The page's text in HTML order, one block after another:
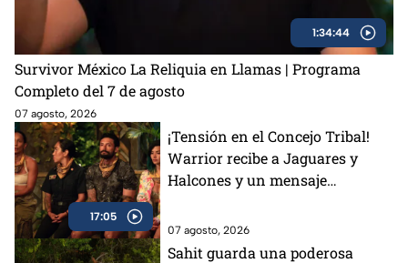
1:34:44
Survivor México La Reliquia en Llamas | Programa
Completo del 7 de agosto
07 agosto, 2026
17:05
¡Tensión en el Concejo Tribal!
Warrior recibe a Jaguares y
Halcones y un mensaje
07 agosto, 2026
Sahit guarda una poderosa